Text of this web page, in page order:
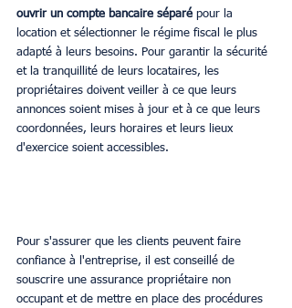
ouvrir un compte bancaire séparé pour la
location et sélectionner le régime fiscal le plus
adapté à leurs besoins. Pour garantir la sécurité
et la tranquillité de leurs locataires, les
propriétaires doivent veiller à ce que leurs
annonces soient mises à jour et à ce que leurs
coordonnées, leurs horaires et leurs lieux
d'exercice soient accessibles.
Pour s'assurer que les clients peuvent faire
confiance à l'entreprise, il est conseillé de
souscrire une assurance propriétaire non
occupant et de mettre en place des procédures